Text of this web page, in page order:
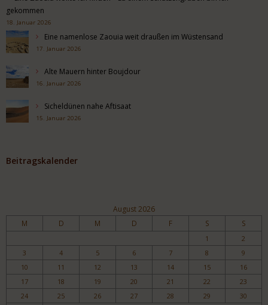
gekommen
18. Januar 2026
Eine namenlose Zaouia weit draußen im Wüstensand
17. Januar 2026
Alte Mauern hinter Boujdour
16. Januar 2026
Sicheldünen nahe Aftisaat
15. Januar 2026
Beitragskalender
August 2026
M D M D F S S
1
2
3
4 5 6 7 8
9
10
11 12 13 14 15
16
17
18 19 20 21 22
23
24
25 26 27 28 29
30